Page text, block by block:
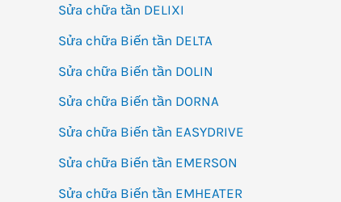
Sửa chữa tần DELIXI
Sửa chữa Biến tần DELTA
Sửa chữa Biến tần DOLIN
Sửa chữa Biến tần DORNA
Sửa chữa Biến tần EASYDRIVE
Sửa chữa Biến tần EMERSON
Sửa chữa Biến tần EMHEATER